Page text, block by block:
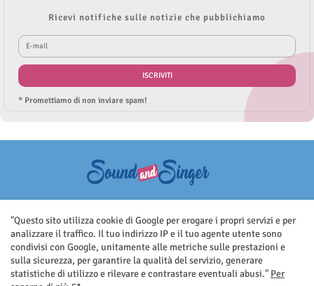
Ricevi notifiche sulle notizie che pubblichiamo
* Promettiamo di non inviare spam!
aggiornato senza nessuna periodicità. Non può pertanto considerarsi
un prodotto editoriale ai sensi della legge n.62 del 7.03.2001
"Questo sito utilizza cookie di Google per erogare i propri servizi e per
analizzare il traffico. Il tuo indirizzo IP e il tuo agente utente sono
condivisi con Google, unitamente alle metriche sulle prestazioni e
sulla sicurezza, per garantire la qualità del servizio, generare
statistiche di utilizzo e rilevare e contrastare eventuali abusi." Per